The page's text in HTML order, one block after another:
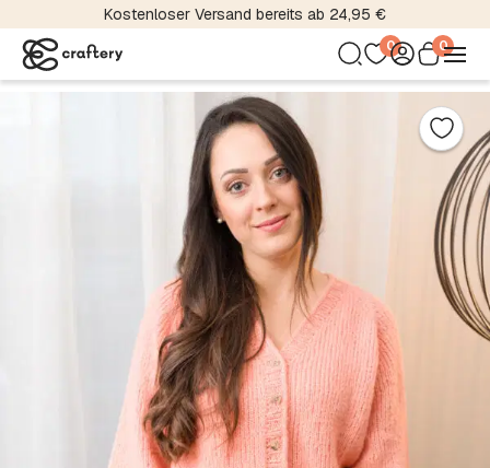
Kostenloser Versand bereits ab 24,95 €
0 0